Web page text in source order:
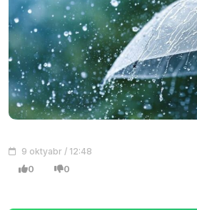
9 oktyabr / 12:48
0 0